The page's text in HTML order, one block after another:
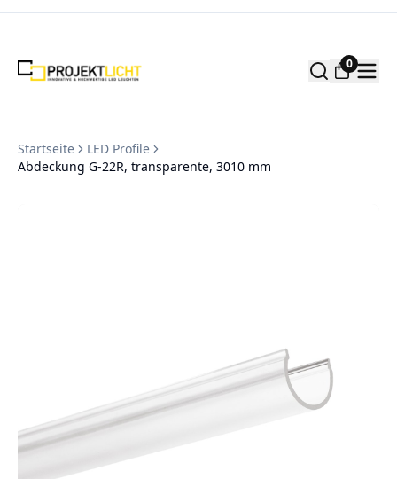
Zum Inhalt springen
0
Startseite
LED Profile
Abdeckung G-22R, transparente, 3010 mm